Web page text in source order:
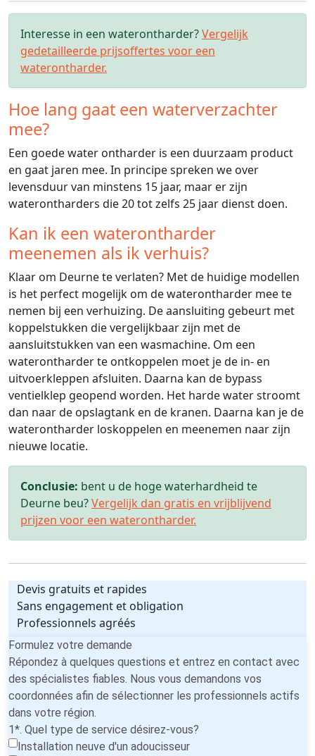
Interesse in een waterontharder?Vergelijk
gedetailleerde prijsoffertes voor een
waterontharder.
Hoe lang gaat een waterverzachter
mee?
Een goede water ontharder is een duurzaam product
en gaat jaren mee. In principe spreken we over
levensduur van minstens 15 jaar, maar er zijn
waterontharders die 20 tot zelfs 25 jaar dienst doen.
Kan ik een waterontharder
meenemen als ik verhuis?
Klaar om Deurne te verlaten? Met de huidige modellen
is het perfect mogelijk om de waterontharder mee te
nemen bij een verhuizing. De aansluiting gebeurt met
koppelstukken die vergelijkbaar zijn met de
aansluitstukken van een wasmachine. Om een
waterontharder te ontkoppelen moet je de in- en
uitvoerkleppen afsluiten. Daarna kan de bypass
ventielklep geopend worden. Het harde water stroomt
dan naar de opslagtank en de kranen. Daarna kan je de
waterontharder loskoppelen en meenemen naar zijn
nieuwe locatie.
Conclusie: bent u de hoge waterhardheid te
Deurne beu?Vergelijk dan gratis en vrijblijvend
prijzen voor een waterontharder.
Devis gratuits et rapides
Sans engagement et obligation
Professionnels agréés
Formulez votre demande
Répondez à quelques questions et entrez en contact avec
des spécialistes fiables. Nous vous demandons vos
coordonnées afin de sélectionner les professionnels actifs
dans votre région.
1*. Quel type de service désirez-vous?
Installation neuve d'un adoucisseur